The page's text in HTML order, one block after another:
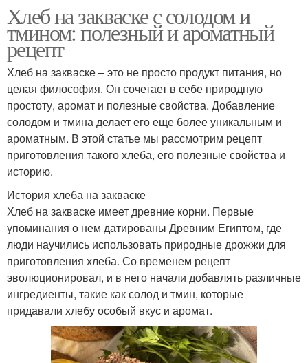
Хлеб на закваске с солодом и
тмином: полезный и ароматный
рецепт
Хлеб на закваске – это не просто продукт питания, но
целая философия. Он сочетает в себе природную
простоту, аромат и полезные свойства. Добавление
солодом и тмина делает его еще более уникальным и
ароматным. В этой статье мы рассмотрим рецепт
приготовления такого хлеба, его полезные свойства и
историю.
История хлеба на закваске
Хлеб на закваске имеет древние корни. Первые
упоминания о нем датированы Древним Египтом, где
люди научились использовать природные дрожжи для
приготовления хлеба. Со временем рецепт
эволюционировал, и в него начали добавлять различные
ингредиенты, такие как солод и тмин, которые
придавали хлебу особый вкус и аромат.